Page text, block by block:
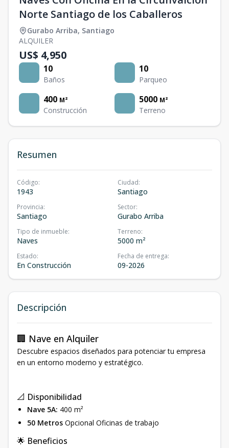
Norte Santiago de los Caballeros
Gurabo Arriba, Santiago
ALQUILER
US$ 4,950
10
Baños
10
Parqueo
400 M²
Construcción
5000 M²
Terreno
Resumen
Código:
1943
Ciudad:
Santiago
Provincia:
Santiago
Sector:
Gurabo Arriba
Tipo de inmueble:
Naves
Terreno:
5000 m²
Estado:
En Construcción
Fecha de entrega:
09-2026
Descripción
🏢 Nave en Alquiler
Descubre espacios diseñados para potenciar tu empresa
en un entorno moderno y estratégico.
📐 Disponibilidad
Nave 5A: 400 m²
50 Metros Opcional Oficinas de trabajo
🌟 Beneficios